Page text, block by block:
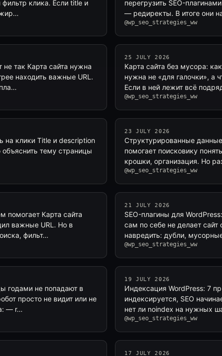
клика. Если title и
перегрузить SEO-
— редиректы. В итоге они
@wp_seo_strategies_ww
не так Карта сайта нужна
находить важные URL.
25 JULY 2026
Карта сайта без мусора:
нужна не «для галочки», а
Если в ней лежит всё
@wp_seo_strategies_ww
на клики Title и description
тему страницы
23 JULY 2026
Структурированные
помогает поисковику
крошки, организация. Но
@wp_seo_strategies_ww
помогает Карта сайта
важные URL. Но в
фильт…
21 JULY 2026
SEO-плагины для
сам по себе не делает
навредить: дубли,
@wp_seo_strategies_ww
годами не попадают в
просто не видит или не
— r…
19 JULY 2026
Индексация WordPress: 7
индексируется, SEO
нет ли noindex на нужных
@wp_seo_strategies_ww
17 JULY 2026